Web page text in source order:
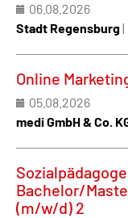
06.08.2026
Stadt Regensburg|
Online
05.08.2026
medi GmbH & Co.
Bachelor/
(m/w/d) 2